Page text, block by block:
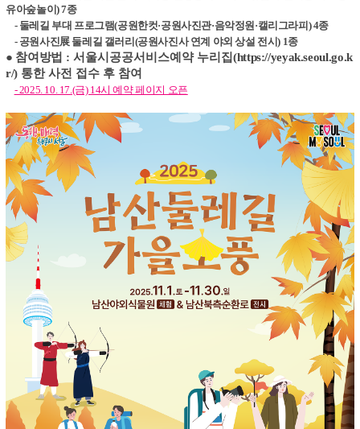
유아숲놀이)7종
- 둘레길 부대 프로그램(공원한컷·공원사진관·음악정원·캘리그라피 ) 4종
- 공원사진展 둘레길 갤러리 (공원사진사 연계 야외 상설 전시) 1종
● 참여방법 : 서울시공공서비스예약 누리집(https://yeyak.seoul.go.k
r/) 통한 사전 접수 후 참여
- 2025. 10. 17.(금) 14시 예약 페이지 오픈